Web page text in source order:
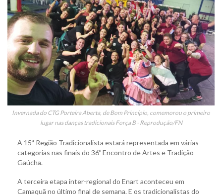
Invernada do CTG Porteira Aberta, de Bom Princípio, comemorou o primeiro
lugar nas danças tradicionais Força B - Reprodução/FN
A 15ª Região Tradicionalista estará representada em várias
categorias nas finais do 36º Encontro de Artes e Tradição
Gaúcha.
A terceira etapa inter-regional do Enart aconteceu em
Camaquã no último final de semana. E os tradicionalistas do